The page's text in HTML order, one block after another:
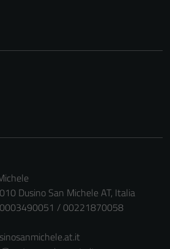
Dusino San Michele AT, Italia
/ 00221870058